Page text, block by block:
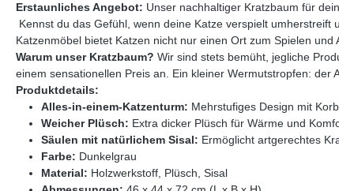
Erstaunliches Angebot: Unser nachhaltiger Kratzbaum für
Kennst du das Gefühl, wenn deine Katze verspielt
Katzenmöbel bietet Katzen nicht nur einen Ort zum Spielen
Warum unser Kratzbaum? Wir sind stets bemüht, jegliche
einem sensationellen Preis an. Ein kleiner Wermutstropfen: der
Produktdetails:
Alles-in-einem-Katzenturm: Mehrstufiges Design mit
Weicher Plüsch: Extra dicker Plüsch für Wärme und
Säulen mit natürlichem Sisal: Ermöglicht artgerechtes
Farbe: Dunkelgrau
Material: Holzwerkstoff, Plüsch, Sisal